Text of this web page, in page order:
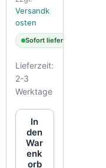
Versandk
osten
Sofort lieferbar
Lieferzeit:
2-3
Werktage
In
den
War
enk
orb